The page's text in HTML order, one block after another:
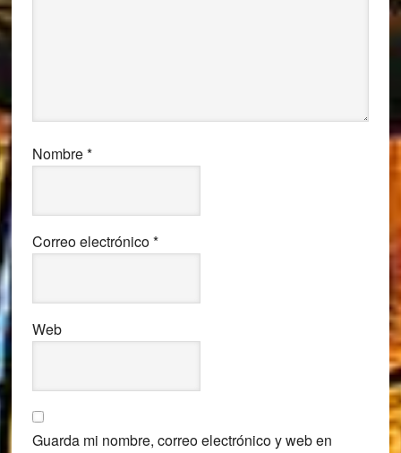
Nombre*
Correo electrónico*
Web
Guarda mi nombre, correo electrónico y web en